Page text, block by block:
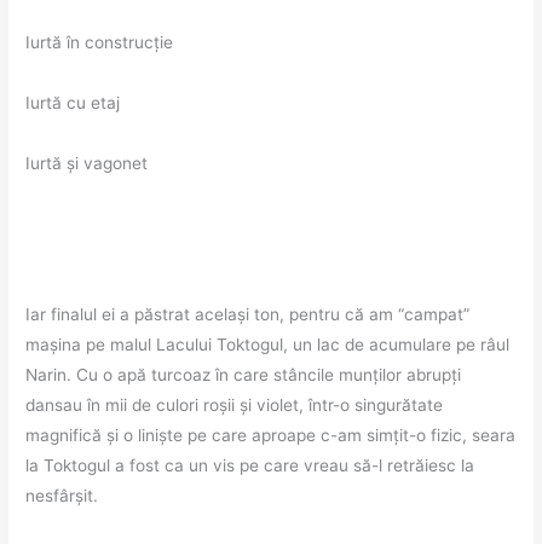
Iurtă în construcție
Iurtă cu etaj
Iurtă și vagonet
Iar finalul ei a păstrat același ton, pentru că am “campat”
mașina pe malul Lacului Toktogul, un lac de acumulare pe râul
Narin. Cu o apă turcoaz în care stâncile munților abrupți
dansau în mii de culori roșii și violet, într-o singurătate
magnifică și o liniște pe care aproape c-am simțit-o fizic, seara
la Toktogul a fost ca un vis pe care vreau să-l retrăiesc la
nesfârșit.